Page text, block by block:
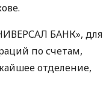
БАНК», для
по счетам,
отделение,